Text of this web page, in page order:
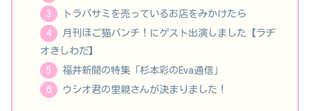
トラバサミを売っているお店をみかけたら
月刊ほご猫パンチ！にゲスト出演しました【ラヂ
オきしわだ】
福井新聞の特集「杉本彩のEva通信」
ウシオ君の里親さんが決まりました！